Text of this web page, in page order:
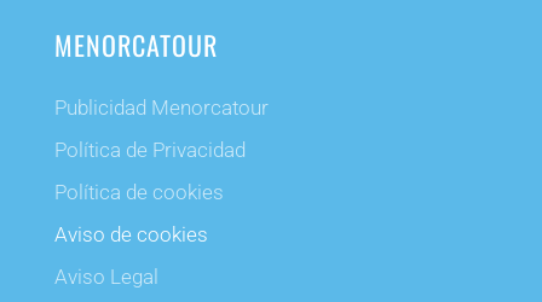
MENORCATOUR
Publicidad Menorcatour
Política de Privacidad
Política de cookies
Aviso de cookies
Aviso Legal